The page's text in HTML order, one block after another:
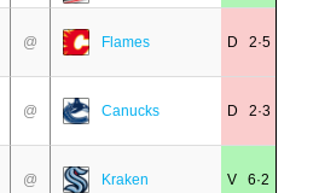
@ Flames D 2·5
@ Canucks D 2·3
@ Kraken V 6·2